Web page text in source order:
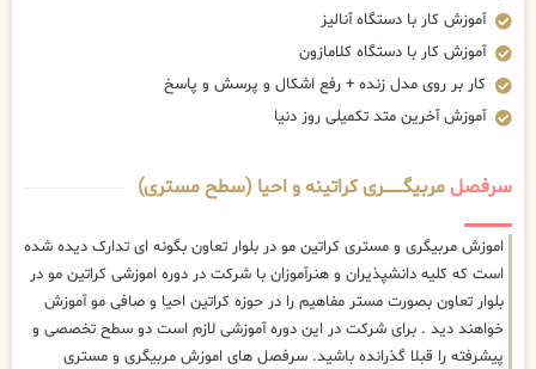
آموزش کار با دستگاه آنالیز
آموزش کار با دستگاه کلامازون
کار بر روی مدل زنده + رفع اشکال و پرسش و پاسخ
آموزش آخرین متد تکمیلی روز دنیا
سرفصلمربیگــــــــری کراتینه و احیا (سطح مستری)
اموزش مربیگری و مستری کراتین مو در بلوار تعاون بگونه ای تدارک دیده شده
است که کلیه دانشپذیران و هنرآموزان با شرکت در دوره اموزشی کراتین مو در
بلوار تعاون بصورت مستر مفاهیم را در حوزه کراتین احیا و صافی مو آموزش
خواهند دید . برای شرکت در این دوره آموزشی لازم است دو سطح تخصصی و
پیشرفته را قبلا گذرانده باشید. سرفصل های اموزش مربیگری و مستری